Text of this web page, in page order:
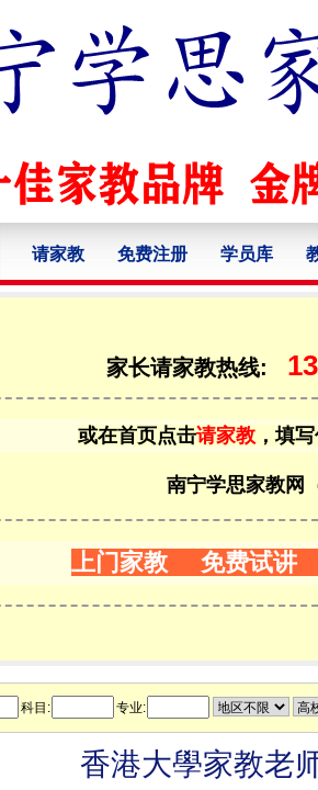
请家教 免费注册 学员库
家长请家教热线:
或在首页点击请家教 ，填
南宁学思家教网
上门家教 免费试讲
科目: 专业:
香港大學家教老